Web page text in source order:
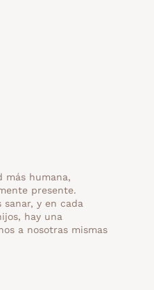
más humana,
presente.
y en cada
hay una
a nosotras mismas